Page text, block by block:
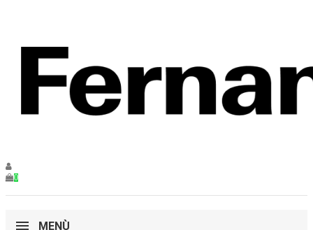
0
MENÙ